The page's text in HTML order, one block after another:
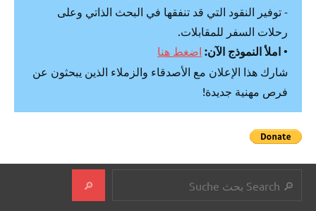
- توفير النقود التي قد تنفقها في البحث الذاتي وعلى
رحلات السفر للمقابلات.
• املأ النموذج الآن: اضغط هنا
شارك هذا الإعلان مع الأصدقاء والزملاء الذين يبحثون عن
فرص مهنية جديدة!
🔎